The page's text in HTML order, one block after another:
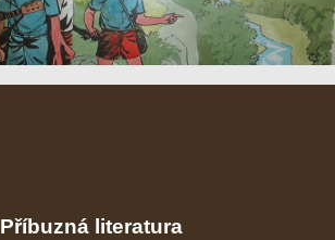
Příbuzná literatura